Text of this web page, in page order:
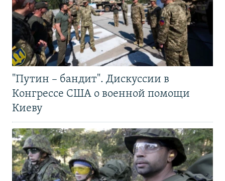
"Путин – бандит". Дискуссии в
Конгрессе США о военной помощи
Киеву